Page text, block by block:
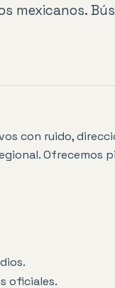
mexicanos.
con ruido,
Ofrecemos
oficiales.